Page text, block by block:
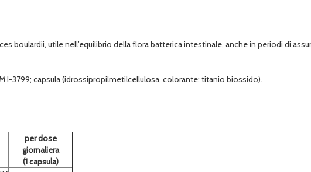
boulardii, utile nell’equilibrio della flora batterica intestinale, anche in periodi di
I-3799; capsula (idrossipropilmetilcellulosa, colorante: titanio biossido).
per dose
giornaliera
(1 capsula)